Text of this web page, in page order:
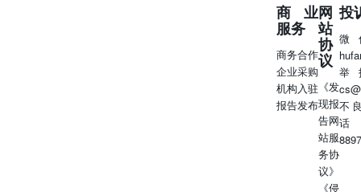
商业
服务
商务合作
企业采购
机构入驻
报告发布
网
站
协
议
《发
现报
告网
站服
务协
议》
《侵
投
微
举
不